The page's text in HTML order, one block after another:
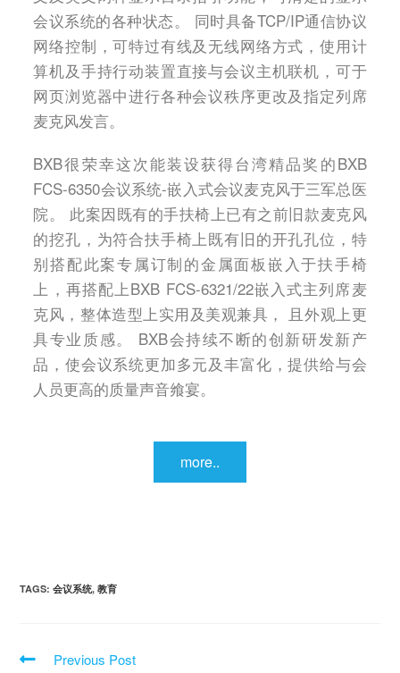
会议系统的各种状态。 同时具备TCP/IP通信协议
网络控制，可特过有线及无线网络方式，使用计
算机及手持行动装置直接与会议主机联机，可于
网页浏览器中进行各种会议秩序更改及指定列席
麦克风发言。
BXB很荣幸这次能装设获得台湾精品奖的BXB
FCS-6350会议系统-嵌入式会议麦克风于三军总医
院。 此案因既有的手扶椅上已有之前旧款麦克风
的挖孔，为符合扶手椅上既有旧的开孔孔位，特
别搭配此案专属订制的金属面板嵌入于扶手椅
上，再搭配上BXB FCS-6321/22嵌入式主列席麦
克风，整体造型上实用及美观兼具， 且外观上更
具专业质感。 BXB会持续不断的创新研发新产
品，使会议系统更加多元及丰富化，提供给与会
人员更高的质量声音飨宴。
more..
TAGS:会议系统, 教育
Previous Post